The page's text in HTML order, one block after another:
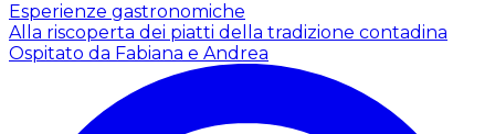
Esperienze gastronomiche
Alla riscoperta dei piatti della tradizione contadina
Ospitato da Fabiana e Andrea